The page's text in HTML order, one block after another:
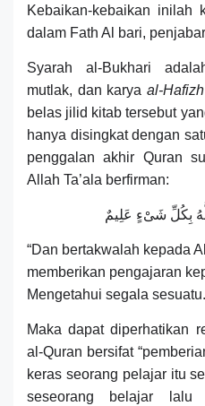
Kebaikan-kebaikan inilah
dalam Fath Al bari,
Syarah al-Bukhari
mutlak, dan karya al-Hafizh
belas jilid kitab tersebut
hanya disingkat dengan
penggalan akhir Quran
Allah Ta’ala berfirman:
بِكُلِّ شَىْءٍ عَلِيمٌ
“Dan bertakwalah kepada
memberikan pengajaran
Mengetahui segala
Maka dapat diperhatikan
al-Quran bersifat
keras seorang pelajar itu
seseorang belajar lalu